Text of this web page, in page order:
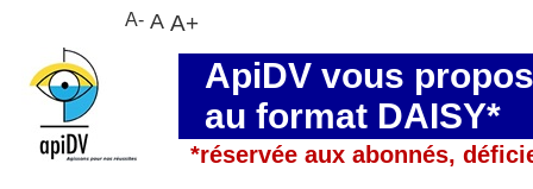
ApiDV vous
au format DAISY*
*réservée aux abonnés,
A- A A+